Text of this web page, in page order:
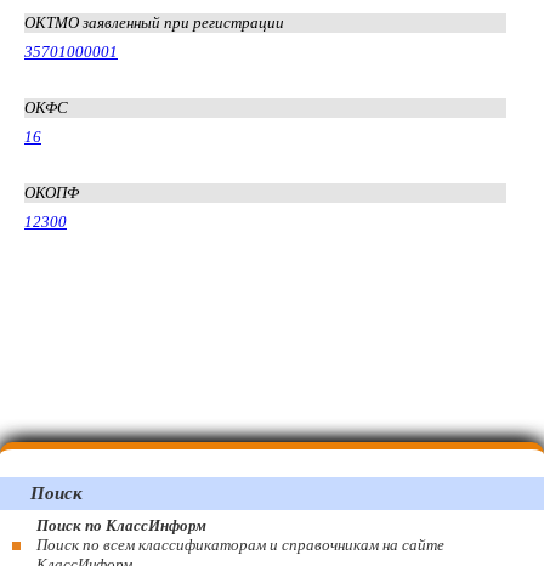
ОКТМО заявленный при регистрации
35701000001
ОКФС
16
ОКОПФ
12300
Поиск
Поиск по КлассИнформ
Поиск по всем классификаторам и справочникам на сайте